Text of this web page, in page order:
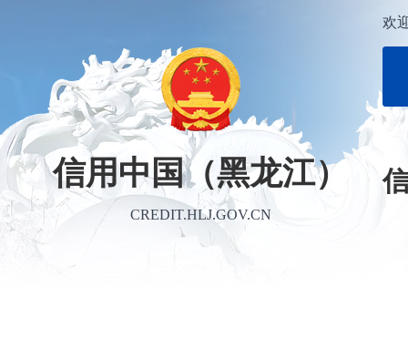
信用中国（黑龙江）
CREDIT.HLJ.GOV.CN
欢